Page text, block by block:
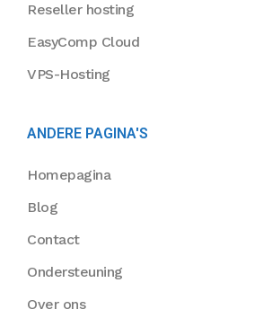
Reseller hosting
EasyComp Cloud
VPS-Hosting
ANDERE PAGINA'S
Homepagina
Blog
Contact
Ondersteuning
Over ons